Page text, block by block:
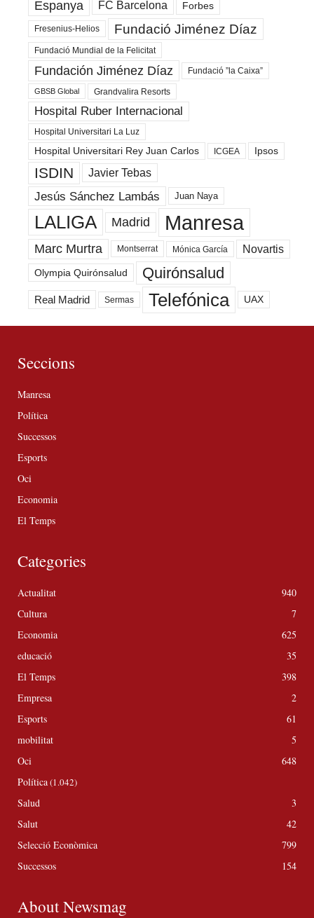
Espanya FC Barcelona Forbes
Fresenius-Helios Fundació Jiménez Díaz
Fundació Mundial de la Felicitat
Fundación Jiménez Díaz Fundació ”la Caixa”
GBSB Global Grandvalira Resorts
Hospital Ruber Internacional
Hospital Universitari La Luz
Hospital Universitari Rey Juan Carlos ICGEA Ipsos
ISDIN Javier Tebas
Jesús Sánchez Lambás Juan Naya
LALIGA Madrid Manresa
Marc Murtra Montserrat Mónica García Novartis
Olympia Quirónsalud Quirónsalud
Real Madrid Sermas Telefónica UAX
Seccions
Manresa
Política
Successos
Esports
Oci
Economia
El Temps
Categories
Actualitat
940
Cultura
7
Economia
625
educació
35
El Temps
398
Empresa
2
Esports
61
mobilitat
5
Oci
648
Política(1.042)
Salud
3
Salut
42
Selecció Econòmica
799
Successos
154
About Newsmag